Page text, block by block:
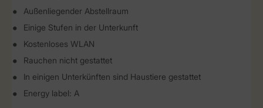
Außenliegender Abstellraum
Einige Stufen in der Unterkunft
Kostenloses WLAN
Rauchen nicht gestattet
In einigen Unterkünften sind Haustiere gestattet
Energy label: A